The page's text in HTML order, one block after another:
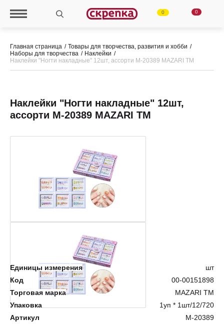
0 0
Главная страница
Товары для творчества, развития и хобби
Наборы для творчества
Наклейки
Наклейки "Ногти накладные" 12шт, ассорти M-20389 MAZARI ТМ
Наклейки "Ногти накладные" 12шт,
ассорти M-20389 MAZARI ТМ
Единицы измерения
шт
Код
00-00151898
Торговая марка
MAZARI ТМ
Упаковка
1уп * 1шт/12/720
Артикул
M-20389